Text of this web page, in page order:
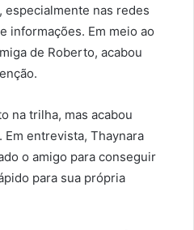
especialmente nas redes
informações. Em meio ao
de Roberto, acabou
na trilha, mas acabou
entrevista, Thaynara
o amigo para conseguir
para sua própria